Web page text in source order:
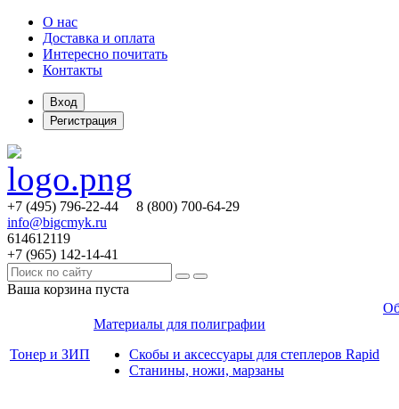
О нас
Доставка и оплата
Интересно почитать
Контакты
Вход
Регистрация
+7 (495) 796-22-44 8 (800) 700-64-29
info@bigcmyk.ru
614612119
+7 (965) 142-14-41
Ваша корзина пуста
Тонер и ЗИП
Материалы для полиграфии
Скобы и аксессуары для степлеров Rapid
Станины, ножи, марзаны